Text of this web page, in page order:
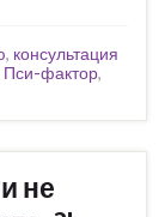
, консультация
Пси-фактор,
не